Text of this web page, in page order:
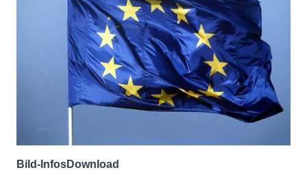
Bild-InfosDownload